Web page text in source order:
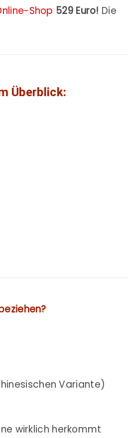
Shop 529 Euro! Die
Überblick:
Variante)
wirklich herkommt